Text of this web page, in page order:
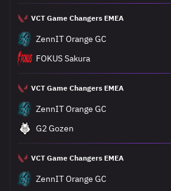
VCT Game Changers EMEA
ZennIT Orange GC
FOKUS Sakura
VCT Game Changers EMEA
ZennIT Orange GC
G2 Gozen
VCT Game Changers EMEA
ZennIT Orange GC